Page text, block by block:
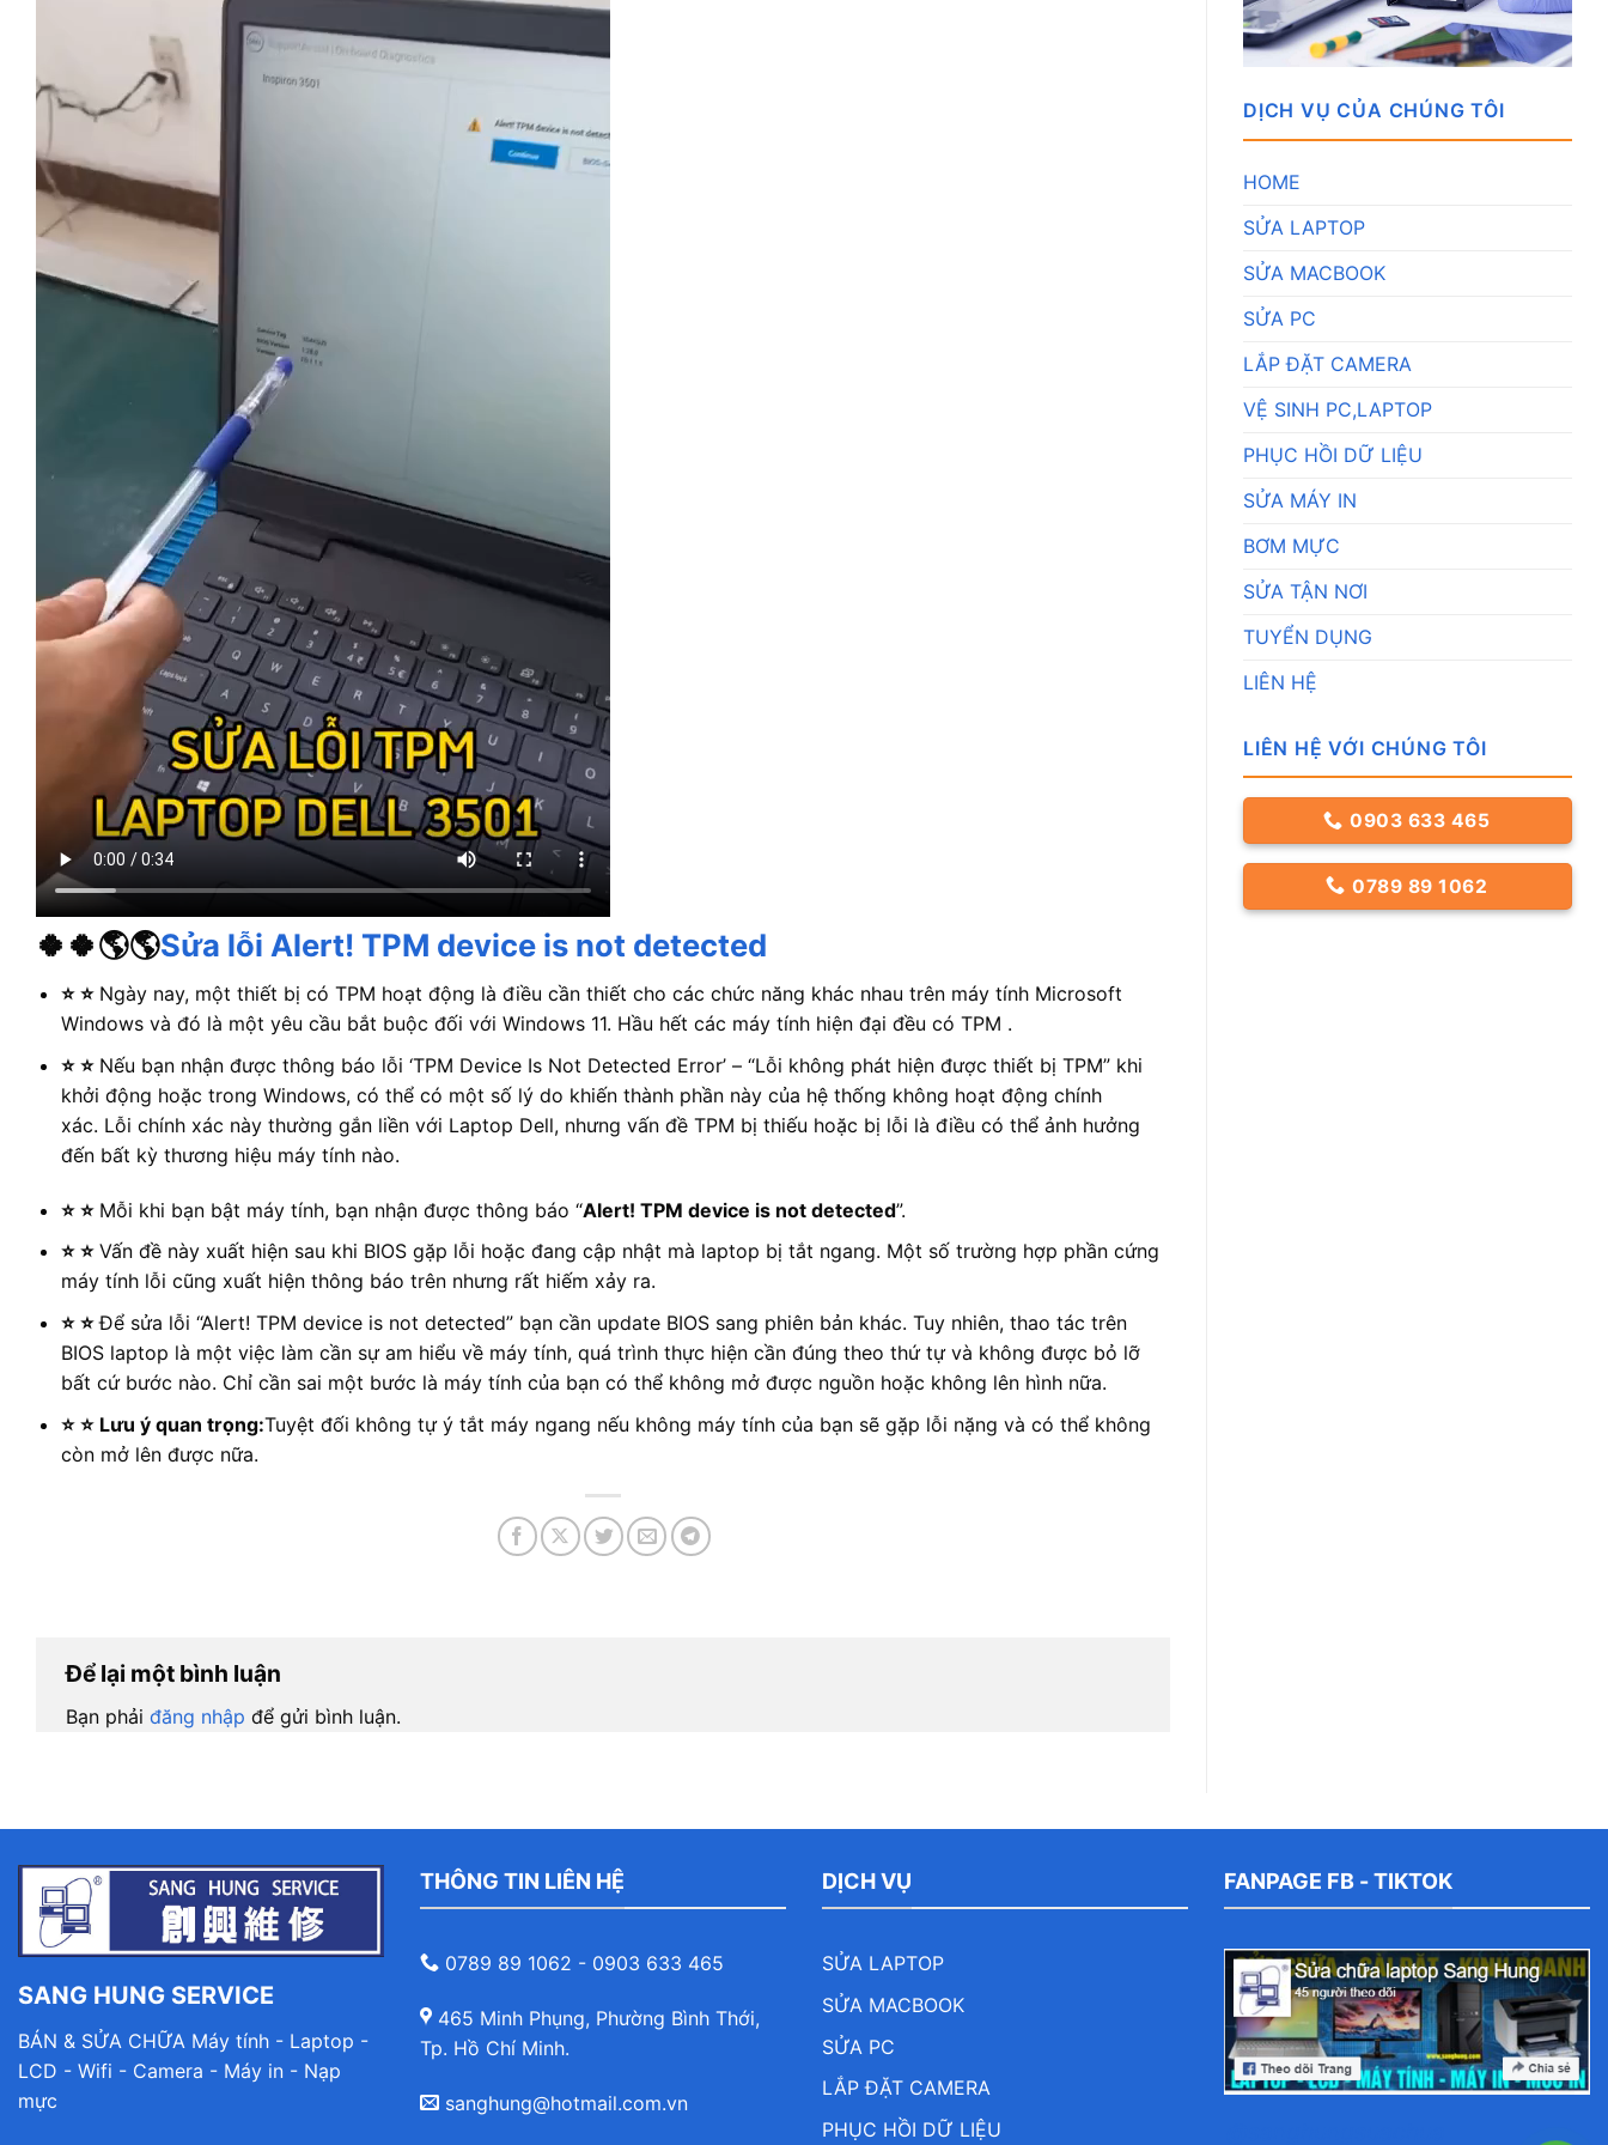
🍀🍀🌎🌎Sửa lỗi Alert! TPM device is not detected
⭐ ⭐Ngày nay, một thiết bị có TPM hoạt động là điều cần thiết cho các chức năng khác nhau trên máy tính Microsoft
Windows và đó là một yêu cầu bắt buộc đối với Windows 11. Hầu hết các máy tính hiện đại đều có TPM .
⭐ ⭐Nếu bạn nhận được thông báo lỗi ‘TPM Device Is Not Detected Error’ – “Lỗi không phát hiện được thiết bị TPM” khi
khởi động hoặc trong Windows, có thể có một số lý do khiến thành phần này của hệ thống không hoạt động chính
xác. Lỗi chính xác này thường gắn liền với Laptop Dell, nhưng vấn đề TPM bị thiếu hoặc bị lỗi là điều có thể ảnh hưởng
đến bất kỳ thương hiệu máy tính nào.
⭐ ⭐Mỗi khi bạn bật máy tính, bạn nhận được thông báo “Alert! TPM device is not detected”.
⭐ ⭐Vấn đề này xuất hiện sau khi BIOS gặp lỗi hoặc đang cập nhật mà laptop bị tắt ngang. Một số trường hợp phần cứng
máy tính lỗi cũng xuất hiện thông báo trên nhưng rất hiếm xảy ra.
⭐ ⭐Để sửa lỗi “Alert! TPM device is not detected” bạn cần update BIOS sang phiên bản khác. Tuy nhiên, thao tác trên
BIOS laptop là một việc làm cần sự am hiểu về máy tính, quá trình thực hiện cần đúng theo thứ tự và không được bỏ lỡ
bất cứ bước nào. Chỉ cần sai một bước là máy tính của bạn có thể không mở được nguồn hoặc không lên hình nữa.
⭐ ⭐ Lưu ý quan trọng:Tuyệt đối không tự ý tắt máy ngang nếu không máy tính của bạn sẽ gặp lỗi nặng và có thể không
còn mở lên được nữa.
Để lại một bình luận
Bạn phải đăng nhập để gửi bình luận.
DỊCH VỤ CỦA CHÚNG TÔI
HOME
SỬA LAPTOP
SỬA MACBOOK
SỬA PC
LẮP ĐẶT CAMERA
VỆ SINH PC,LAPTOP
PHỤC HỒI DỮ LIỆU
SỬA MÁY IN
BƠM MỰC
SỬA TẬN NƠI
TUYỂN DỤNG
LIÊN HỆ
LIÊN HỆ VỚI CHÚNG TÔI
0903 633 465
0789 89 1062
SANG HUNG SERVICE
BÁN & SỬA CHỮA Máy tính - Laptop -
LCD - Wifi - Camera - Máy in - Nạp
mực
THÔNG TIN LIÊN HỆ
0789 89 1062 - 0903 633 465
465 Minh Phụng, Phường Bình Thới,
Tp. Hồ Chí Minh.
sanghung@hotmail.com.vn
DỊCH VỤ
SỬA LAPTOP
SỬA MACBOOK
SỬA PC
LẮP ĐẶT CAMERA
PHỤC HỒI DỮ LIỆU
FANPAGE FB - TIKTOK